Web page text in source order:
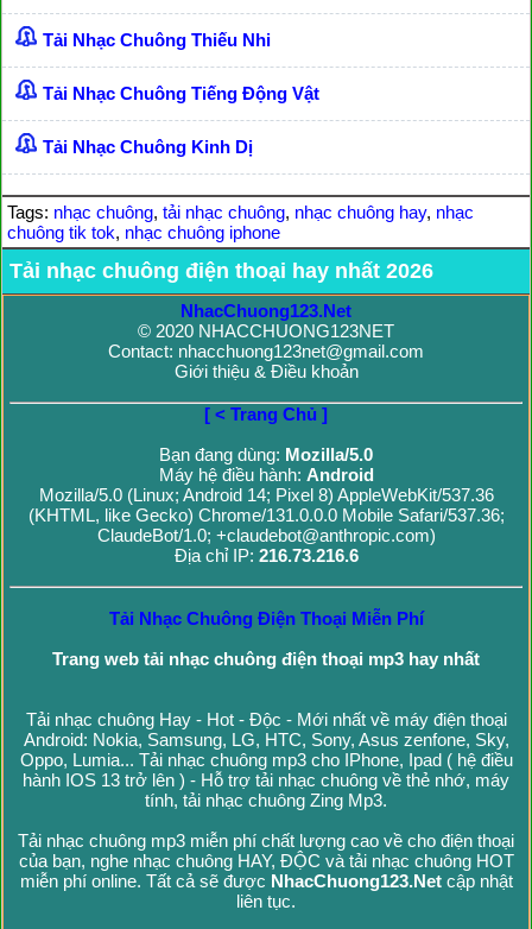
Tải Nhạc Chuông Thiếu Nhi
Tải Nhạc Chuông Tiếng Động Vật
Tải Nhạc Chuông Kinh Dị
Tags: nhạc chuông, tải nhạc chuông, nhạc chuông hay, nhạc
chuông tik tok, nhạc chuông iphone
Tải nhạc chuông điện thoại hay nhất 2026
NhacChuong123.Net
© 2020 NHACCHUONG123NET
Contact: nhacchuong123net@gmail.com
Giới thiệu & Điều khoản
[ < Trang Chủ ]
Bạn đang dùng: Mozilla/5.0
Máy hệ điều hành: Android
Mozilla/5.0 (Linux; Android 14; Pixel 8) AppleWebKit/537.36
(KHTML, like Gecko) Chrome/131.0.0.0 Mobile Safari/537.36;
ClaudeBot/1.0; +claudebot@anthropic.com)
Địa chỉ IP: 216.73.216.6
Tải Nhạc Chuông Điện Thoại Miễn Phí
Trang web tải nhạc chuông điện thoại mp3 hay nhất
Tải nhạc chuông Hay - Hot - Độc - Mới nhất về máy điện thoại
Android: Nokia, Samsung, LG, HTC, Sony, Asus zenfone, Sky,
Oppo, Lumia... Tải nhạc chuông mp3 cho IPhone, Ipad ( hệ điều
hành IOS 13 trở lên ) - Hỗ trợ tải nhạc chuông về thẻ nhớ, máy
tính, tải nhạc chuông Zing Mp3.
Tải nhạc chuông mp3 miễn phí chất lượng cao về cho điện thoại
của bạn, nghe nhạc chuông HAY, ĐỘC và tải nhạc chuông HOT
miễn phí online. Tất cả sẽ được NhacChuong123.Netcập nhật
liên tục.